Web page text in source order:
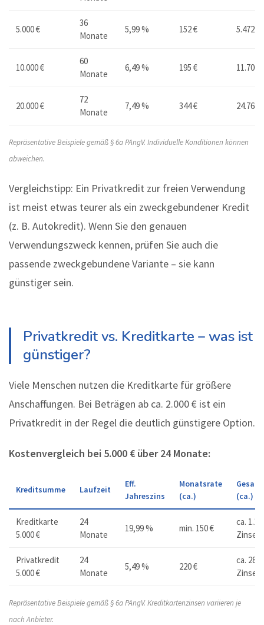
5.000 €
36
Monate
5,99 % 152 € 5.472 €
10.000 €
60
Monate
6,49 % 195 € 11.700 €
20.000 €
72
Monate
7,49 % 344 € 24.768 €
Repräsentative Beispiele gemäß § 6a PAngV. Individuelle Konditionen können
abweichen.
Vergleichstipp: Ein Privatkredit zur freien Verwendung
ist meist etwas teurer als ein zweckgebundener Kredit
(z. B. Autokredit). Wenn Sie den genauen
Verwendungszweck kennen, prüfen Sie auch die
passende zweckgebundene Variante – sie kann
günstiger sein.
Privatkredit vs. Kreditkarte – was ist
günstiger?
Viele Menschen nutzen die Kreditkarte für größere
Anschaffungen. Bei Beträgen ab ca. 2.000 € ist ein
Privatkredit in der Regel die deutlich günstigere Option.
Kostenvergleich bei 5.000 € über 24 Monate:
Kreditsumme Laufzeit
Eff.
Jahreszins
Monatsrate
(ca.)
(ca.)
Kreditkarte
5.000 €
24
Monate
19,99 % min. 150 €
ca.
Zinsen
Privatkredit
5.000 €
24
Monate
5,49 % 220 €
ca. 280
Zinsen
Repräsentative Beispiele gemäß § 6a PAngV. Kreditkartenzinsen variieren je
nach Anbieter.